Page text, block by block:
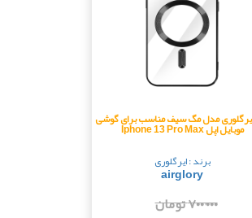
ایرگلوری مدل مگ سیف مناسب برای گوشی
موبایل اپل Iphone 13 Pro Max
برند : ایرگلوری
airglory
۷۰۰٬۰۰۰ تومان